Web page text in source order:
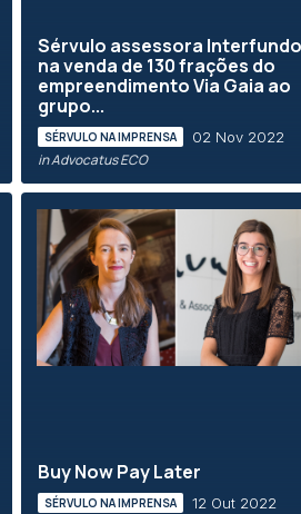
Sérvulo assessora
na venda de 130 frações do
empreendimento Via Gaia ao
grupo...
SÉRVULO NA IMPRENSA 02 Nov 2022
in Advocatus ECO
Buy Now Pay Later
SÉRVULO NA IMPRENSA 12 Out 2022